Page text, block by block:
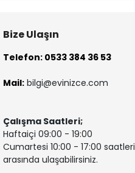
Bize Ulaşın
Telefon: 0533 384 36 53
Mail: bilgi@evinizce.com
Çalışma Saatleri;
Haftaiçi 09:00 - 19:00
Cumartesi 10:00 - 17:00 saatleri
arasında ulaşabilirsiniz.